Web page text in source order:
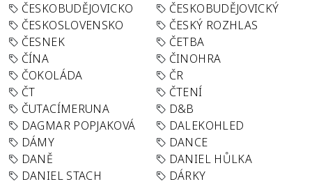
ČESKOBUDĚJOVICKO
ČESKOBUDĚJOVICKÝ
ČESKOSLOVENSKO
ČESKÝ ROZHLAS
ČESNEK
ČETBA
ČÍNA
ČINOHRA
ČOKOLÁDA
ČR
ČT
ČTENÍ
ČUTACÍMERUNA
D&B
DAGMAR POPJAKOVÁ
DALEKOHLED
DÁMY
DANCE
DANĚ
DANIEL HŮLKA
DANIEL STACH
DÁRKY